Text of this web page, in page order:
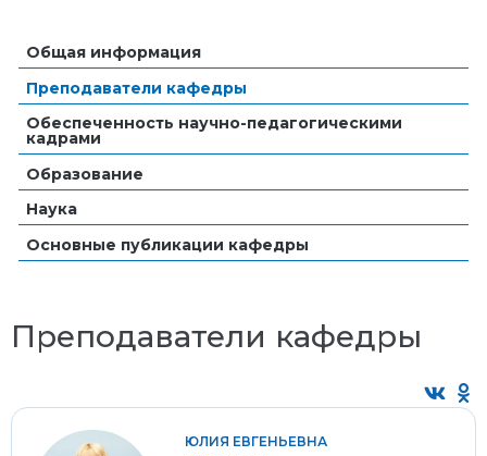
Общая информация
Преподаватели кафедры
Обеспеченность научно-педагогическими
кадрами
Образование
Наука
Основные публикации кафедры
Преподаватели кафедры
ЮЛИЯ ЕВГЕНЬЕВНА